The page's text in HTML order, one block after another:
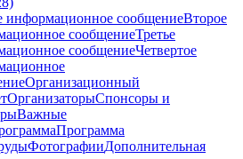
информационное сообщениеВторое
сообщениеТретье
сообщениеЧетвертое
Организационный
ОрганизаторыСпонсоры и
Важные
Программа
ФотографииДополнительная